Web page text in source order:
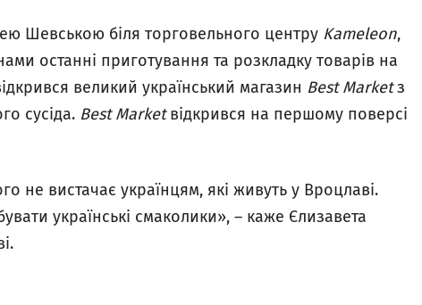
Шевською біля торговельного центру Kameleon,
останні приготування та розкладку товарів на
великий український магазин Best Marketз
сусіда. Best Marketвідкрився на першому поверсі
не вистачає українцям, які живуть у Вроцлаві.
українські смаколики», – каже Єлизавета
.